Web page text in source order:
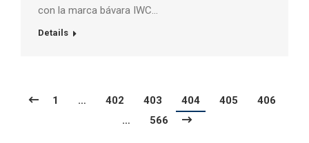
con la marca bávara IWC…
Details
1 … 402 403 404 405
406
…
566